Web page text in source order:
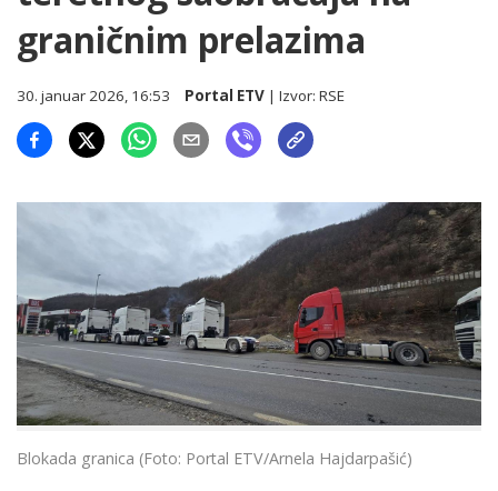
graničnim prelazima
30. januar 2026, 16:53 Portal ETV | Izvor:RSE
Blokada granica (Foto: Portal ETV/Arnela Hajdarpašić)